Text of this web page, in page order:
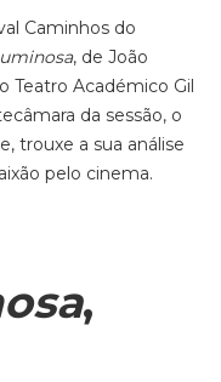
Caminhos do
, de João
Teatro Académico Gil
da sessão, o
trouxe a sua análise
pelo cinema.
,